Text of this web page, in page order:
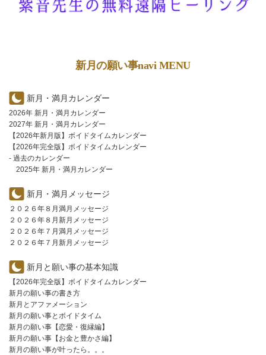
新月の願い事navi MENU
新月・満月カレンダー
2026年 新月・満月カレンダー
2027年 新月・満月カレンダー
【2026年新月版】ボイドタイムカレンダー
【2026年完全版】ボイドタイムカレンダー
- 過去のカレンダー
2025年 新月・満月カレンダー
新月・満月メッセージ
２０２６年８月満月メッセージ
２０２６年８月新月メッセージ
２０２６年７月満月メッセージ
２０２６年７月新月メッセージ
新月と願い事の基本知識
【2026年完全版】ボイドタイムカレンダー
新月の願い事の書き方
新月とアファメーション
新月の願い事とボイドタイム
新月の願い事【恋愛・復縁編】
新月の願い事【お金と豊かさ編】
新月の願い事が叶ったら。。。